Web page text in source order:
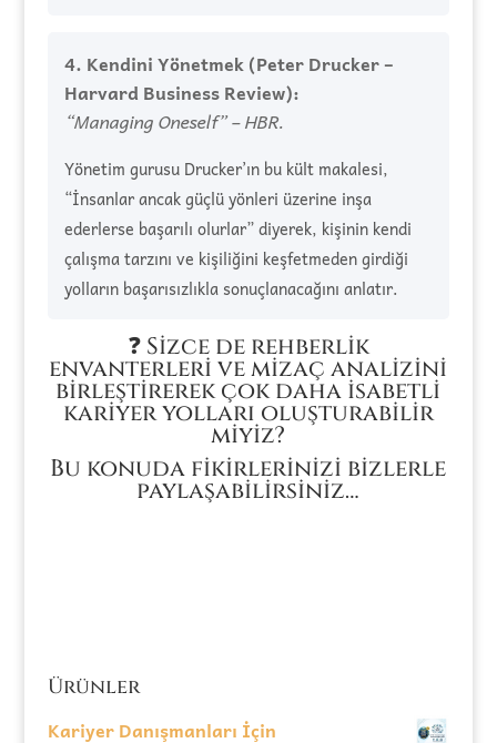
4. Kendini Yönetmek (Peter Drucker –
Harvard Business Review):
“Managing Oneself” – HBR.
Yönetim gurusu Drucker’ın bu kült makalesi,
“İnsanlar ancak güçlü yönleri üzerine inşa
ederlerse başarılı olurlar” diyerek, kişinin kendi
çalışma tarzını ve kişiliğini keşfetmeden girdiği
yolların başarısızlıkla sonuçlanacağını anlatır.
❓ Sizce de rehberlik
envanterleri ve mizaç analizini
birleştirerek çok daha isabetli
kariyer yolları oluşturabilir
miyiz?
Bu konuda fikirlerinizi bizlerle
paylaşabilirsiniz…
Ürünler
Kariyer Danışmanları İçin